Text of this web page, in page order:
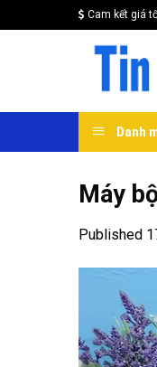
to
Cam kết giá
Danh
Máy
Published